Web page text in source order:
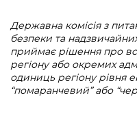
Державна комісія з
безпеки та
приймає рішення про
регіону або окремих
одиниць регіону рівня
“помаранчевий” або